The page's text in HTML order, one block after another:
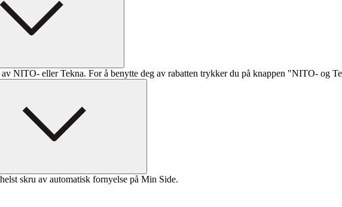
NITO- eller Tekna. For å benytte deg av rabatten trykker du på knappen "NITO- og
skru av automatisk fornyelse på Min Side.